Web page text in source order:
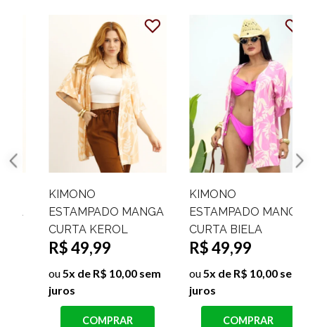
KIMONO
ESTAMPADO MANGA
CURTA KEROL
R$ 49,99
5x de R$ 10,00 sem
juros
COMPRAR
KIMONO
ESTAMPADO MANGA
CURTA BIELA
R$ 49,99
5x de R$ 10,00 sem
juros
COMPRAR